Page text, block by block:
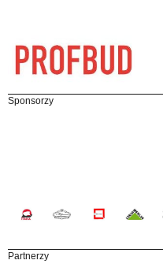
Sponsorzy
Partnerzy